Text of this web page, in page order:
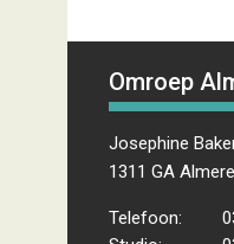
Omroep
Josephine
1311 GA Almere
Telefoon: